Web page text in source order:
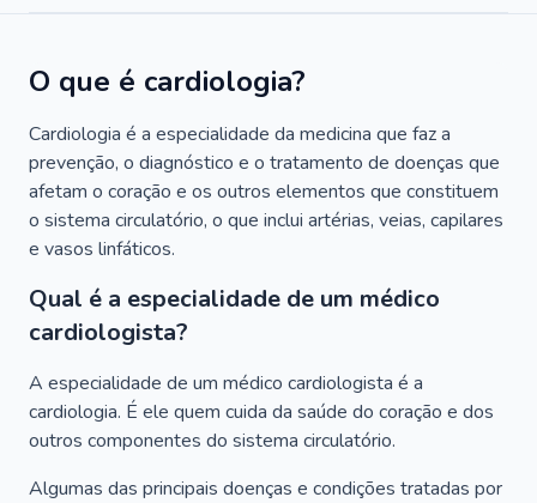
O que é cardiologia?
Cardiologia é a especialidade da medicina que faz a
prevenção, o diagnóstico e o tratamento de doenças que
afetam o coração e os outros elementos que constituem
o sistema circulatório, o que inclui artérias, veias, capilares
e vasos linfáticos.
Qual é a especialidade de um médico
cardiologista?
A especialidade de um médico cardiologista é a
cardiologia. É ele quem cuida da saúde do coração e dos
outros componentes do sistema circulatório.
Algumas das principais doenças e condições tratadas por